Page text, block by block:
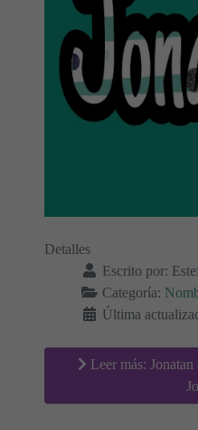
Detalles
Escrito por:
Categoría:
Última
Leer más: